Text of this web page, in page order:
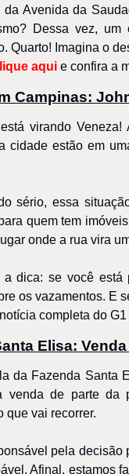
da Avenida da
Dessa vez, um
Quarto! Imagina o
aqui e confira a
Campinas:
virando
cidade estão em
sério, essa
quem tem
onde a rua vira
a dica: se você
os vazamentos. E
completa do
Elisa:
da Fazenda Santa
venda de parte da
que vai recorrer.
pela decisão
Afinal, estamos